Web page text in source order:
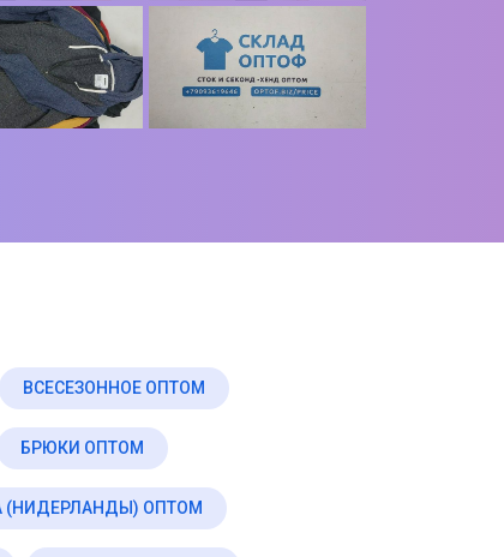
ВСЕСЕЗОННОЕ ОПТОМ
БРЮКИ ОПТОМ
ОПТОМ